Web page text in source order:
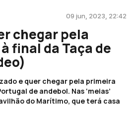
09 jun, 2023, 22:42
chegar pela
final da Taça de
e quer chegar pela primeira
de andebol. Nas ‘meias’
do Marítimo, que terá casa